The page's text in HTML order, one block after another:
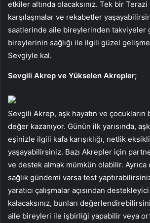
etkiler altında olacaksınız. Tek bir
karşılaşmalar ve rekabetler
saatlerinde aile bireylerinden takviyeler
bireylerinin sağlığı ile ilgili güzel
Sevgiyle kal.
Sevgili Akrep ve Yükselen Akrepler;
Sevgili Akrep, aşk hayatın ve
değer kazanıyor. Günün ilk yarısında,
eşinizle ilgili kafa karışıklığı, netlik
yaşayabilirsiniz. Bazı Akrepler için
ve destek almak mümkün olabilir.
sağlık gündemi varsa test
yaratıcı çalışmalar açısından
kalacaksınız, bunları
aile bireyleri ile işbirliği yapabilir veya